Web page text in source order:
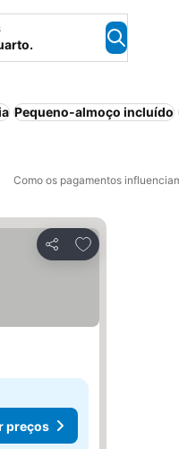
Pequeno-almoço incluído
Como os pagamentos
Partilhar
Adicionar aos
preços